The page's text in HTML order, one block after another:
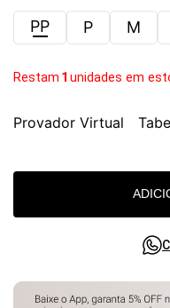
PP P M
Restam 1 unidades em
Provador Virtual